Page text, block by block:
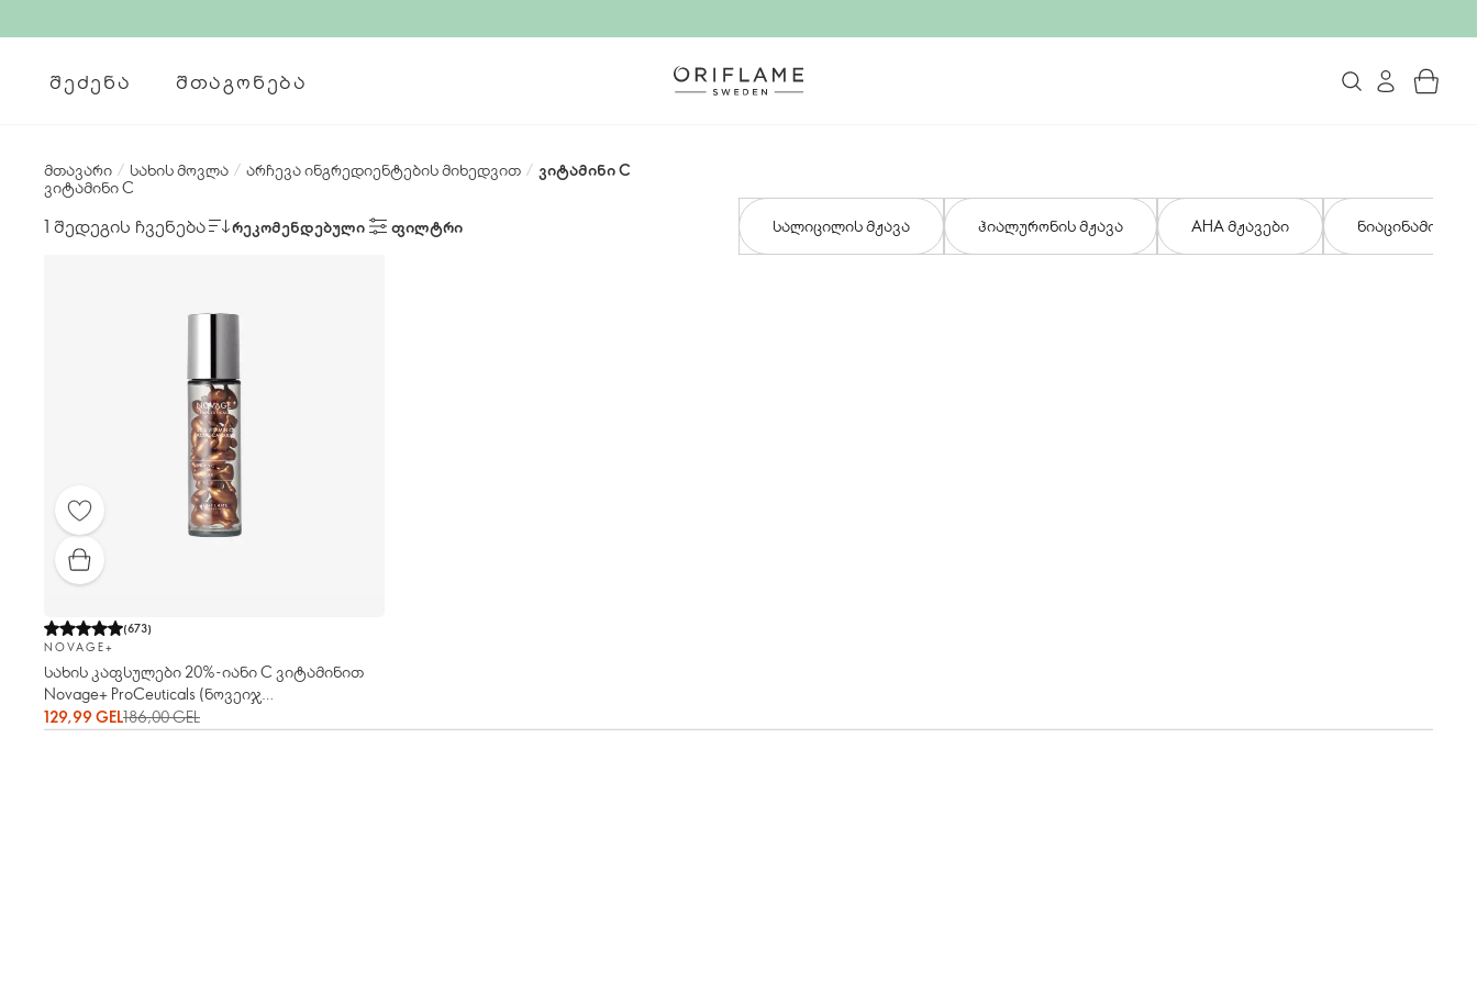
ᲨᲔᲫᲔᲜᲐ ᲨᲗᲐᲒᲝᲜᲔᲑᲐ
მთავარი / სახის მოვლა / არჩევა ინგრედიენტების მიხედვით / ვიტამინი C
ვიტამინი C
1 შედეგის ჩვენება ᲠᲔᲙᲝᲛᲔᲜᲓᲔᲑᲣᲚᲘ ᲤᲘᲚᲢᲠᲘ სალიცილის მჟავა ჰიალურონის მჟავა AHA მჟავები ნიაცინამიდი
(673)
NOVAGE+
სახის კაფსულები 20%-იანი С ვიტამინით
Novage+ ProCeuticals (ნოვეიჯ
ფროსიუთიქალს)
129,99 GEL186,00 GEL